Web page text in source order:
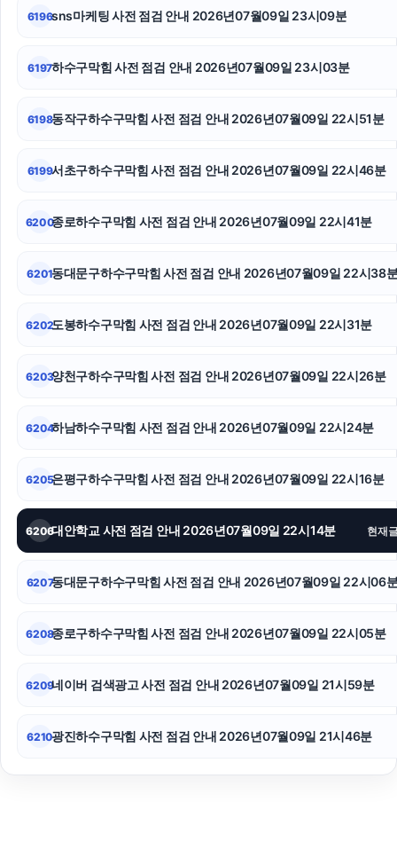
고양이파양
대구이혼전문변호사
인스타 좋아요
동대문구하수구막힘
인스타 팔로워 구매
고양이파양
6196sns마케팅 사전 점검 안내 2026년07월09일 23시09분
6197하수구막힘 사전 점검 안내 2026년07월09일 23시03분
6198동작구하수구막힘 사전 점검 안내 2026년07월09일 22시51분
6199서초구하수구막힘 사전 점검 안내 2026년07월09일 22시46분
6200종로하수구막힘 사전 점검 안내 2026년07월09일 22시41분
6201동대문구하수구막힘 사전 점검 안내 2026년07월09일 22시38
6202도봉하수구막힘 사전 점검 안내 2026년07월09일 22시31분
6203양천구하수구막힘 사전 점검 안내 2026년07월09일 22시26분
6204하남하수구막힘 사전 점검 안내 2026년07월09일 22시24분
6205은평구하수구막힘 사전 점검 안내 2026년07월09일 22시16분
6206대안학교 사전 점검 안내 2026년07월09일 22시14분 현재
6207동대문구하수구막힘 사전 점검 안내 2026년07월09일 22시06
6208종로구하수구막힘 사전 점검 안내 2026년07월09일 22시05분
6209네이버 검색광고 사전 점검 안내 2026년07월09일 21시59분
6210광진하수구막힘 사전 점검 안내 2026년07월09일 21시46분